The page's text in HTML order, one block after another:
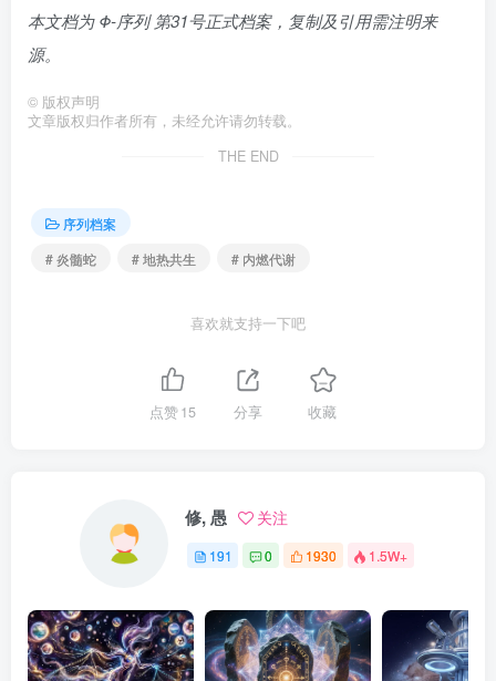
本文档为 Φ-序列 第31号正式档案，复制及引用需注明来
源。
© 版权声明
文章版权归作者所有，未经允许请勿转载。
THE END
序列档案
# 炎髓蛇
# 地热共生 # 内燃代谢
喜欢就支持一下吧
点赞15 分享 收藏
修, 愚 关注
191 0 1930 1.5W+